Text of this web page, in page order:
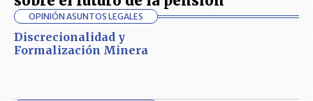
OPINIÓN ASUNTOS LEGALES
Discrecionalidad y
Formalización Minera